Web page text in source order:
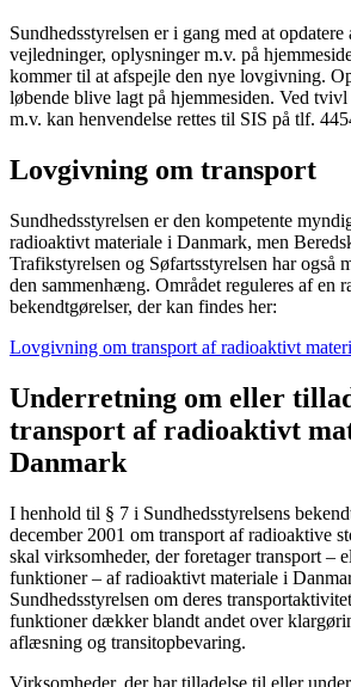
Sundhedsstyrelsen er i gang med at opdatere
vejledninger, oplysninger m.v. på
kommer til at afspejle den nye lovgivning.
løbende blive lagt på hjemmesiden. Ved
m.v. kan henvendelse rettes til SIS på tlf.
Lovgivning om transport
Sundhedsstyrelsen er den kompetente
radioaktivt materiale i Danmark, men
Trafikstyrelsen og Søfartsstyrelsen har også
den sammenhæng. Området reguleres af en
bekendtgørelser, der kan findes her:
Lovgivning om transport af radioaktivt
Underretning om eller
transport af radioaktivt
Danmark
I henhold til § 7 i Sundhedsstyrelsens
december 2001 om transport af radioaktive
skal virksomheder, der foretager transport –
funktioner – af radioaktivt materiale i
Sundhedsstyrelsen om deres
funktioner dækker blandt andet over
aflæsning og transitopbevaring.
Virksomheder, der har tilladelse til eller